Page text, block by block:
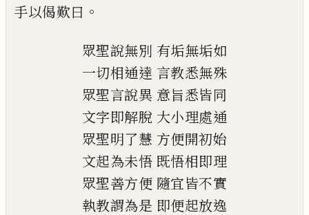
手以偈歎曰 。
眾聖說無別 有垢無垢如
一切相通達 言教悉無殊
眾聖言說異 意旨悉皆同
文字即解脫 大小理處通
眾聖明了慧 方便開初始
文起為未悟 既悟相即理
眾聖善方便 隨宜皆不實
執教謂為是 即便起放逸